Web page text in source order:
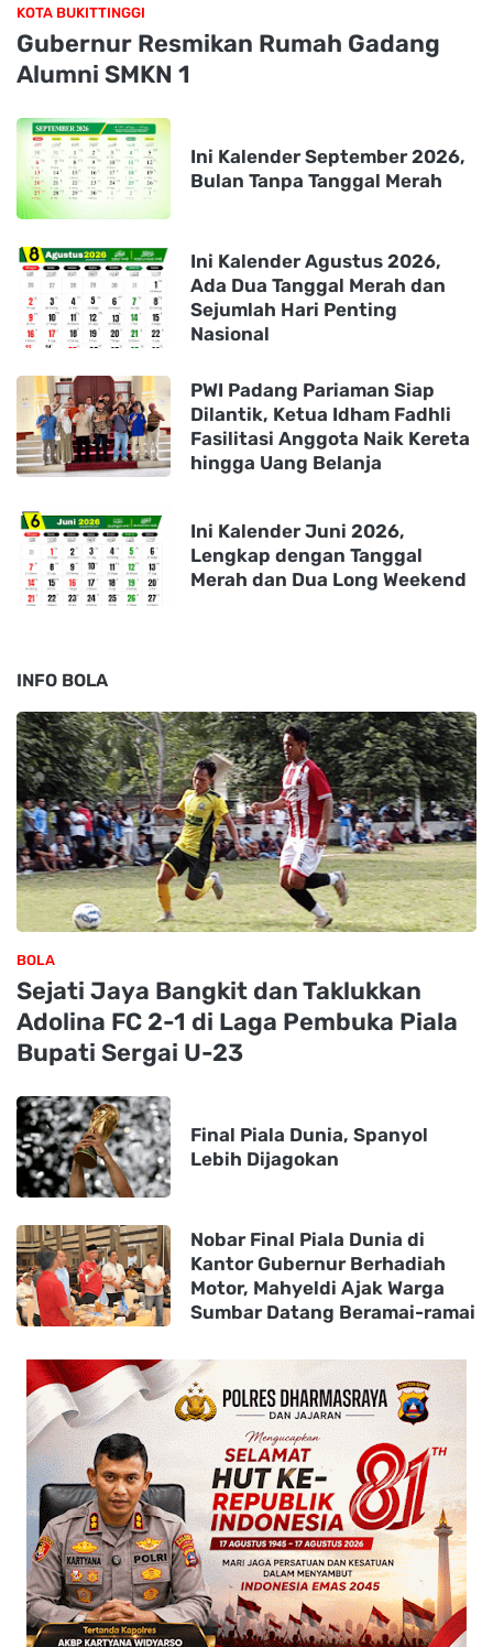
KOTA BUKITTINGGI
Gubernur Resmikan Rumah Gadang
Alumni SMKN 1
Ini Kalender September 2026,
Bulan Tanpa Tanggal Merah
Ini Kalender Agustus 2026,
Ada Dua Tanggal Merah dan
Sejumlah Hari Penting
Nasional
PWI Padang Pariaman Siap
Dilantik, Ketua Idham Fadhli
Fasilitasi Anggota Naik Kereta
hingga Uang Belanja
Ini Kalender Juni 2026,
Lengkap dengan Tanggal
Merah dan Dua Long Weekend
INFO BOLA
BOLA
Sejati Jaya Bangkit dan Taklukkan
Adolina FC 2-1 di Laga Pembuka Piala
Bupati Sergai U-23
Final Piala Dunia, Spanyol
Lebih Dijagokan
Nobar Final Piala Dunia di
Kantor Gubernur Berhadiah
Motor, Mahyeldi Ajak Warga
Sumbar Datang Beramai-ramai